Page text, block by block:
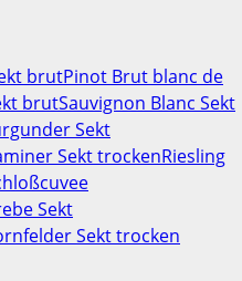
brutPinot Brut blanc de
brutSauvignon Blanc Sekt
Sekt
Sekt trockenRiesling
Sekt
Sekt trocken